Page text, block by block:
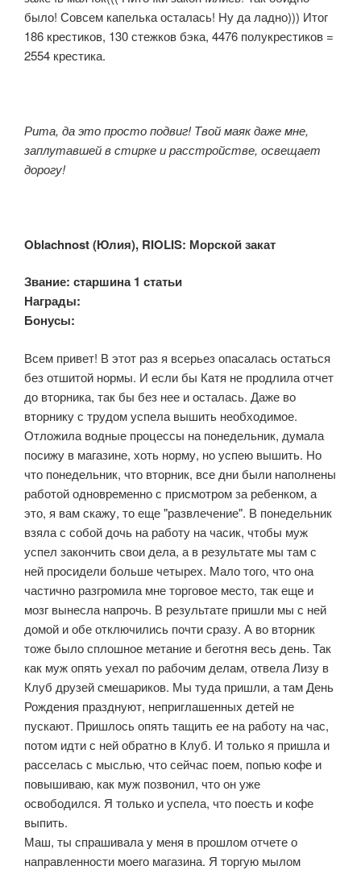
было! Совсем капелька осталась! Ну да ладно))) Итог
186 крестиков, 130 стежков бэка, 4476 полукрестиков =
2554 крестика.
Рита, да это просто подвиг! Твой маяк даже мне,
заплутавшей в стирке и расстройстве, освещает
дорогу!
Oblachnost (Юлия), RIOLIS: Морской закат
Звание: старшина 1 статьи
Награды:
Бонусы:
Всем привет! В этот раз я всерьез опасалась остаться
без отшитой нормы. И если бы Катя не продлила отчет
до вторника, так бы без нее и осталась. Даже во
вторнику с трудом успела вышить необходимое.
Отложила водные процессы на понедельник, думала
посижу в магазине, хоть норму, но успею вышить. Но
что понедельник, что вторник, все дни были наполнены
работой одновременно с присмотром за ребенком, а
это, я вам скажу, то еще "развлечение". В понедельник
взяла с собой дочь на работу на часик, чтобы муж
успел закончить свои дела, а в результате мы там с
ней просидели больше четырех. Мало того, что она
частично разгромила мне торговое место, так еще и
мозг вынесла напрочь. В результате пришли мы с ней
домой и обе отключились почти сразу. А во вторник
тоже было сплошное метание и беготня весь день. Так
как муж опять уехал по рабочим делам, отвела Лизу в
Клуб друзей смешариков. Мы туда пришли, а там День
Рождения празднуют, неприглашенных детей не
пускают. Пришлось опять тащить ее на работу на час,
потом идти с ней обратно в Клуб. И только я пришла и
расселась с мыслью, что сейчас поем, попью кофе и
повышиваю, как муж позвонил, что он уже
освободился. Я только и успела, что поесть и кофе
выпить.
Маш, ты спрашивала у меня в прошлом отчете о
направленности моего магазина. Я торгую мылом